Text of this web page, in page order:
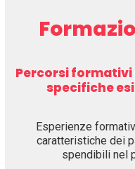
Percorsi
specifiche
Esperienze
caratteristiche dei
spendibili nel